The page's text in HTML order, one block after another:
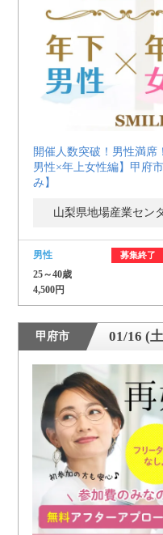
開催人数突破！男性満席
男性×年上女性編】甲府
み】
山梨県地場産業セ
男性 募集終了
25～40歳
4,500円
甲府市 01/16 (